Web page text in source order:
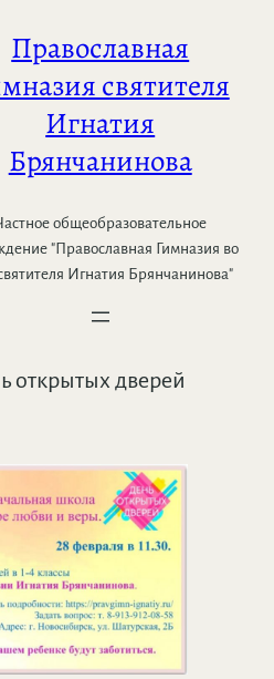
Православная
святителя
Игнатия
Брянчанинова
общеобразовательное
"Православная Гимназия во
Игнатия Брянчанинова"
открытых дверей